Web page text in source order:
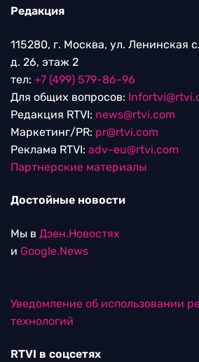
Редакция
115280, г. Москва, ул. Ленинская
д. 26, этаж 2
тел: +7 (499) 579-86-96
Для общих вопросов:
Редакция RTVI: news@rtvi.com
Маркетинг/PR: pr@rtvi.com
Реклама RTVI: adv-eu@rtvi.com
Партнерские материалы
Достойные новости
Мы в Дзен.Новостях
и Google.News
Уведомление об использовании
технологий
RTVI в соцсетях